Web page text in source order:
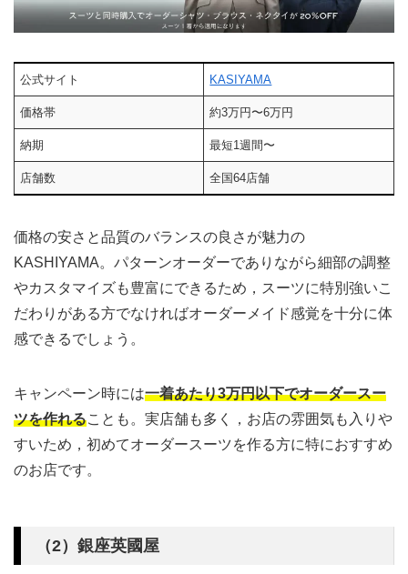
公式サイト KASIYAMA
価格帯 約3万円〜6万円
納期 最短1週間〜
店舗数 全国64店舗
価格の安さと品質のバランスの良さが魅力の
KASHIYAMA。パターンオーダーでありながら細部の調整
やカスタマイズも豊富にできるため，スーツに特別強いこ
だわりがある方でなければオーダーメイド感覚を十分に体
感できるでしょう。
キャンペーン時には一着あたり3万円以下でオーダースー
ツを作れることも。実店舗も多く，お店の雰囲気も入りや
すいため，初めてオーダースーツを作る方に特におすすめ
のお店です。
（2）銀座英國屋